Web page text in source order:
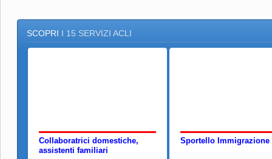
SCOPRI I 15 SERVIZI ACLI
Collaboratrici domestiche,
assistenti familiari
Sportello Immigrazione